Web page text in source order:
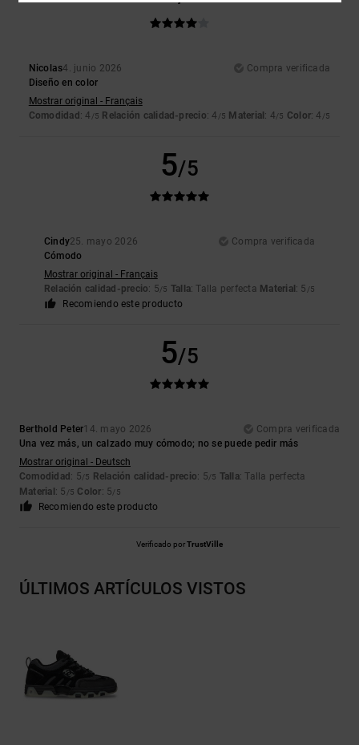
Nicolas4. junio 2026
Compra verificada
Diseño en color
Mostrar original - Français
Comodidad : 4 /5 Relación calidad-precio: 4 /5 Material : 4/5 Color: 4 /5
5/5
Cindy25. mayo 2026
Compra verificada
Cómodo
Mostrar original - Français
Relación calidad-precio: 5/5 Talla: Talla perfecta Material : 5 /5
Recomiendo este producto
5/5
Berthold Peter14. mayo 2026
Compra verificada
Una vez más, un calzado muy cómodo; no se puede pedir más
Mostrar original - Deutsch
Comodidad : 5/5 Relación calidad-precio: 5/5 Talla: Talla perfecta
Material : 5 /5 Color: 5/5
Recomiendo este producto
Verificado porTrustVille
ÚLTIMOS ARTÍCULOS VISTOS